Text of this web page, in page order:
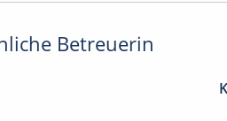
Betreuerin